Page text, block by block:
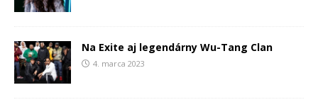
Na Exite aj legendárny Wu-Tang Clan
4. marca 2023